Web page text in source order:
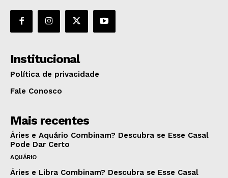
Institucional
Política de privacidade
Fale Conosco
Mais recentes
Áries e Aquário Combinam? Descubra se Esse Casal
Pode Dar Certo
AQUÁRIO
Áries e Libra Combinam? Descubra se Esse Casal